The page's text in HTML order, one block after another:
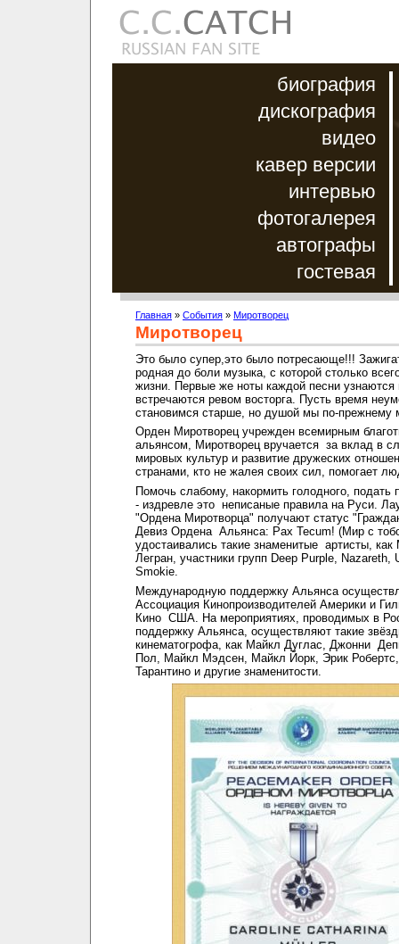
биография
дискография
видео
кавер версии
интервью
фотогалерея
автографы
гостевая
Главная » События » Миротворец
Миротворец
Это было супер,это было потресающе!!!
родная до боли музыка, с которой столько
жизни. Первые же ноты каждой песни узнаются
встречаются ревом восторга. Пусть время
становимся старше, но душой мы по-прежнему
Орден Миротворец учрежден всемирным
альянсом, Миротворец вручается за вклад в
мировых культур и развитие дружеских
странами, кто не жалея своих сил, помогает
Помочь слабому, накормить голодного, подать
- издревле это неписаные правила на Руси.
"Ордена Миротворца" получают статус
Девиз Ордена Альянса: Pax Tecum! (Мир с
удостаивались такие знаменитые артисты,
Легран, участники групп Deep Purple, Nazareth,
Smokie.
Международную поддержку Альянса
Ассоциация Кинопроизводителей Америки и
Кино США. На мероприятиях, проводимых в
поддержку Альянса, осуществляют такие
кинематогрофа, как Майкл Дуглас, Джонни
Пол, Майкл Мэдсен, Майкл Йорк, Эрик
Тарантино и другие знаменитости.